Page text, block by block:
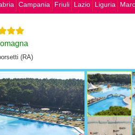
Campania Friuli Lazio Liguria
(RA)